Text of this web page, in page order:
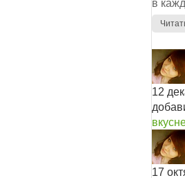
в
12
17